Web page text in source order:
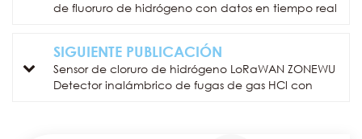
de fluoruro de hidrógeno con datos en tiempo real
SIGUIENTE PUBLICACIÓN
Sensor de cloruro de hidrógeno LoRaWAN ZONEWU
Detector inalámbrico de fugas de gas HCl con